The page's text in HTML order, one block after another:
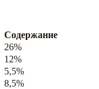
Содержание
26%
12%
5,5%
8,5%